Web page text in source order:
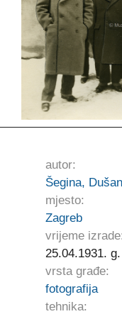
autor:
Šegina, Dušan
mjesto:
Zagreb
vrijeme izrade:
25.04.1931. g.
vrsta građe:
fotografija
tehnika: